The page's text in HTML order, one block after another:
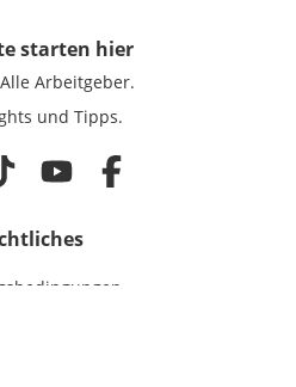
starten hier
Alle Arbeitgeber.
und Tipps.